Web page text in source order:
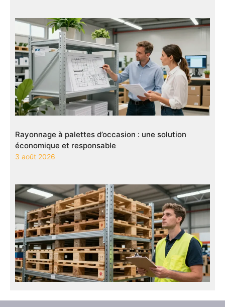
Rayonnage à palettes d’occasion : une solution
économique et responsable
3 août 2026